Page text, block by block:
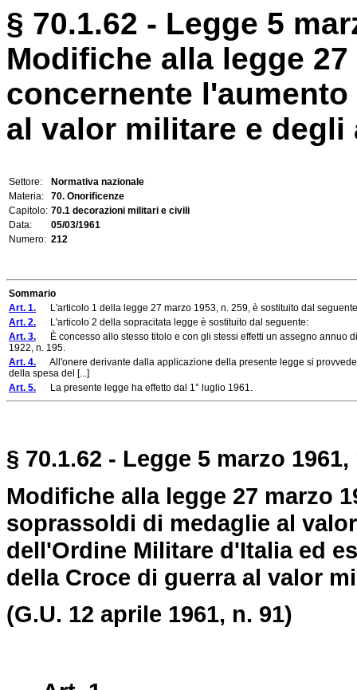
§ 70.1.62 - Legge 5
Modifiche alla legge 27
concernente
al valor militare e
Settore:
Normativa nazionale
Materia:
70. Onorificenze
Capitolo: 70.1 decorazioni militari e civili
Data:
05/03/1961
Numero: 212
Sommario
Art. 1. L'articolo 1 della legge 27 marzo 1953, n. 259, è sostituito dal
Art. 2. L'articolo 2 della sopracitata legge è sostituito dal seguente:
Art. 3. È concesso allo stesso titolo e con gli stessi effetti un assegno annuo
1922, n. 195.
Art. 4. All'onere derivante dalla applicazione della presente legge si
della spesa del [...]
Art. 5. La presente legge ha effetto dal 1° luglio 1961.
§ 70.1.62 - Legge 5 marzo 1961,
Modifiche alla legge 27 marzo
soprassoldi di medaglie al
dell'Ordine Militare d'Italia ed
della Croce di guerra al valor
(G.U. 12 aprile 1961, n. 91)